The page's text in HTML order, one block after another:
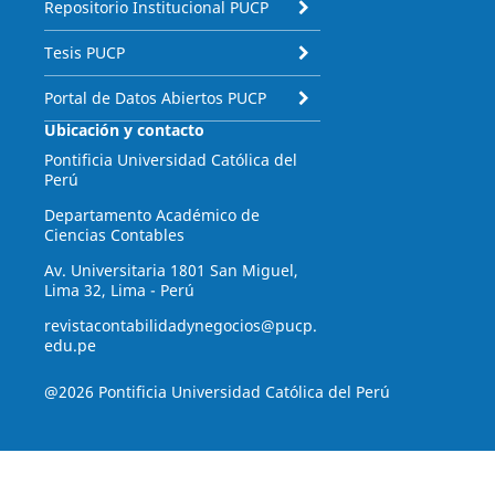
Repositorio Institucional PUCP
Tesis PUCP
Portal de Datos Abiertos PUCP
Ubicación y contacto
Pontificia Universidad Católica del
Perú
Departamento Académico de
Ciencias Contables
Av. Universitaria 1801 San Miguel,
Lima 32, Lima - Perú
revistacontabilidadynegocios@pucp.
edu.pe
@2026 Pontificia Universidad Católica del Perú